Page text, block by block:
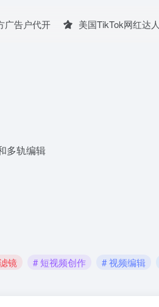
广告户代开 美国TikTok网红达人
多轨编辑
镜 # 短视频创作 # 视频编辑